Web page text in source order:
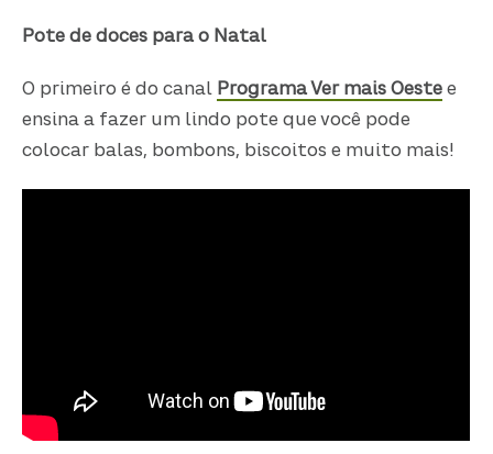
Pote de doces para o Natal
O primeiro é do canal Programa Ver mais Oeste e
ensina a fazer um lindo pote que você pode
colocar balas, bombons, biscoitos e muito mais!